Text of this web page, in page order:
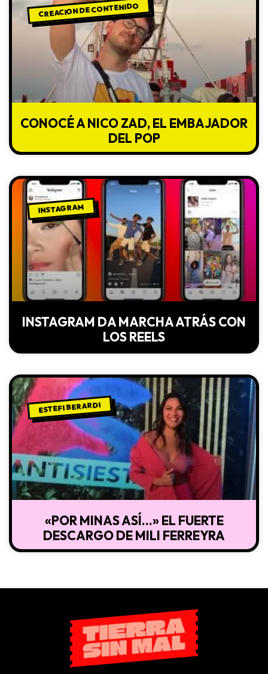
CREACION DE CONTENIDO
CONOCÉ A NICO ZAD, EL EMBAJADOR
DEL POP
INSTAGRAM
INSTAGRAM DA MARCHA ATRÁS CON
LOS REELS
ESTEFI BERARDI
«POR MINAS ASÍ…» EL FUERTE
DESCARGO DE MILI FERREYRA